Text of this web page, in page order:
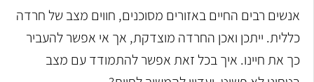
אנשים רבים החיים באזורים מסוכנים, חווים מצב של חרדה
כללית. ייתכן ואכן החרדה מוצדקת, אך אי אפשר להעביר
כך את חיינו. איך בכל זאת אפשר להתמודד עם מצב